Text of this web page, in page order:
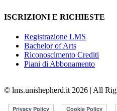
ISCRIZIONI E RICHIESTE
Registrazione LMS
Bachelor of Arts
Riconoscimento Crediti
Piani di Abbonamento
© lms.unishepherd.it 2026 | All